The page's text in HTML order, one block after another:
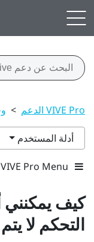
VIVE Pro الدعم >
أدلة المستخدم
VIVE Pro Menu
كيف
التحكم لا